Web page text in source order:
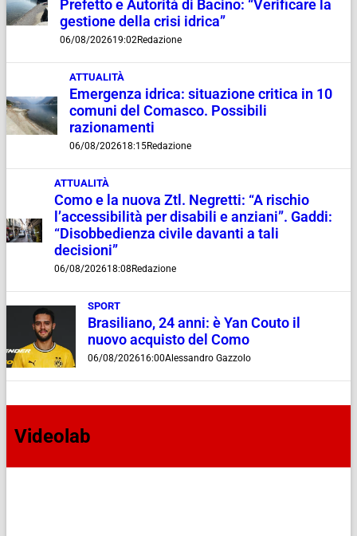
Prefetto e Autorità di Bacino: “Verificare la
gestione della crisi idrica”
06/08/202619:02Redazione
ATTUALITÀ
Emergenza idrica: situazione critica in 10
comuni del Comasco. Possibili
razionamenti
06/08/202618:15Redazione
ATTUALITÀ
Como e la nuova Ztl. Negretti: “A rischio
l’accessibilità per disabili e anziani”. Gaddi:
“Disobbedienza civile davanti a tali
decisioni”
06/08/202618:08 Redazione
SPORT
Brasiliano, 24 anni: è Yan Couto il
nuovo acquisto del Como
06/08/202616:00Alessandro Gazzolo
Videolab